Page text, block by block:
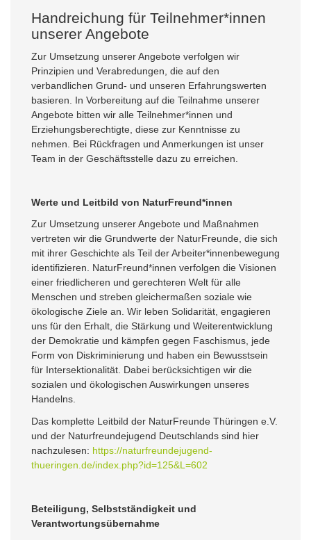
Handreichung für Teilnehmer*innen
unserer Angebote
Zur Umsetzung unserer Angebote verfolgen wir
Prinzipien und Verabredungen, die auf den
verbandlichen Grund- und unseren Erfahrungswerten
basieren. In Vorbereitung auf die Teilnahme unserer
Angebote bitten wir alle Teilnehmer*innen und
Erziehungsberechtigte, diese zur Kenntnisse zu
nehmen. Bei Rückfragen und Anmerkungen ist unser
Team in der Geschäftsstelle dazu zu erreichen.
Werte und Leitbild von NaturFreund*innen
Zur Umsetzung unserer Angebote und Maßnahmen
vertreten wir die Grundwerte der NaturFreunde, die sich
mit ihrer Geschichte als Teil der Arbeiter*innenbewegung
identifizieren. NaturFreund*innen verfolgen die Visionen
einer friedlicheren und gerechteren Welt für alle
Menschen und streben gleichermaßen soziale wie
ökologische Ziele an. Wir leben Solidarität, engagieren
uns für den Erhalt, die Stärkung und Weiterentwicklung
der Demokratie und kämpfen gegen Faschismus, jede
Form von Diskriminierung und haben ein Bewusstsein
für Intersektionalität. Dabei berücksichtigen wir die
sozialen und ökologischen Auswirkungen unseres
Handelns.
Das komplette Leitbild der NaturFreunde Thüringen e.V.
und der Naturfreundejugend Deutschlands sind hier
nachzulesen: https://naturfreundejugend-
thueringen.de/index.php?id=125&L=602
Beteiligung, Selbstständigkeit und
Verantwortungsübernahme